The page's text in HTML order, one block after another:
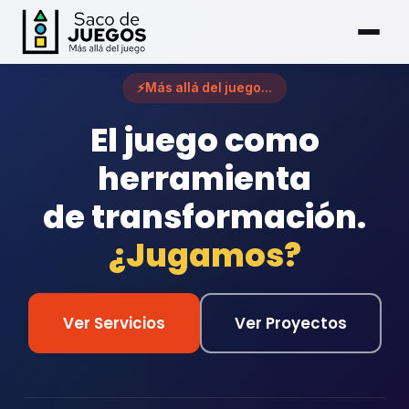
⚡Más allá del juego...
El juego como
herramienta
de transformación.
¿Jugamos?
Ver Servicios Ver Proyectos